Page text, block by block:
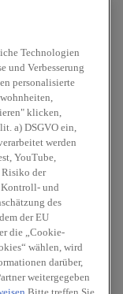
Technologien
und Verbesserung
personalisierte
klicken,
a) DSGVO ein,
werden
YouTube,
Risiko der
Kontroll- und
des
der EU
die „Cookie-
wählen, wird
darüber,
weitergegeben